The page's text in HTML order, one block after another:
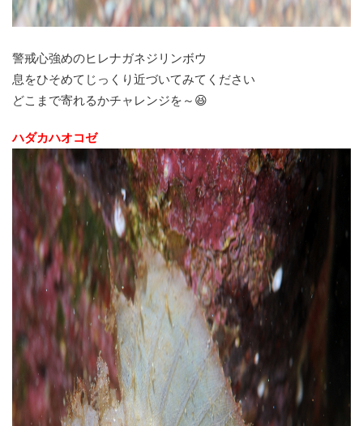
警戒心強めのヒレナガネジリンボウ
息をひそめてじっくり近づいてみてください
どこまで寄れるかチャレンジを～😆
ハダカハオコゼ